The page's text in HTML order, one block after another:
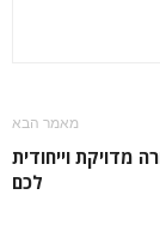
מאמר הבא
מדויקת וייחודית
לכם